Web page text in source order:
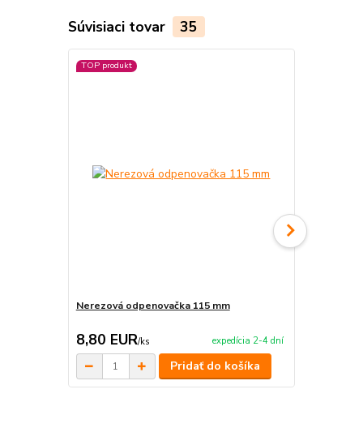
Súvisiaci tovar 35
TOP produkt
Nerezová odpenovačka 115 mm
8,80 EUR/ks expedícia 2-4 dní
Pridať do košíka